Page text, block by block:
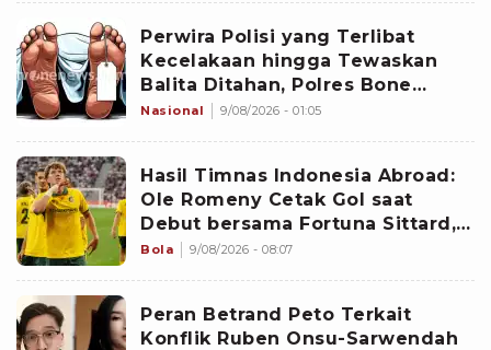
Perwira Polisi yang Terlibat
Kecelakaan hingga Tewaskan
Balita Ditahan, Polres Bone
Dalami Dugaan Rem Blong
Nasional 9/08/2026 - 01:05
Hasil Timnas Indonesia Abroad:
Ole Romeny Cetak Gol saat
Debut bersama Fortuna Sittard,
Justin Hubner Main Penuh
Bola 9/08/2026 - 08:07
Peran Betrand Peto Terkait
Konflik Ruben Onsu-Sarwendah